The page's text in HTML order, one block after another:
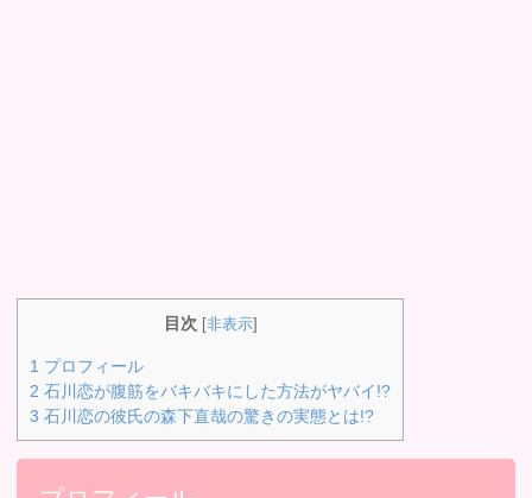
目次 [非表示]
1 プロフィール
2 石川恋が腹筋をバキバキにした方法がヤバイ!?
3 石川恋の彼氏の森下直哉の驚きの実態とは!?